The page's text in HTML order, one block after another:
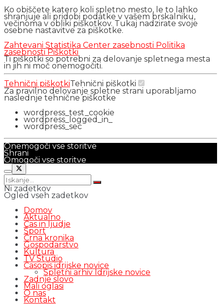
Ko obiščete katero koli spletno mesto, le to lahko
shranjuje ali pridobi podatke v vašem brskalniku,
večinoma v obliki piškotkov. Tukaj nadzirate svoje
osebne nastavitve za piškotke.
Zahtevani Statistika Center zasebnosti Politika
zasebnostiPiškotki
Ti piškotki so potrebni za delovanje spletnega mesta
in jih ni moč onemogočiti.
Tehnični piškotkiTehnični piškotki
Za pravilno delovanje spletne strani uporabljamo
naslednje tehnične piškotke
wordpress_test_cookie
wordpress_logged_in_
wordpress_sec
Onemogoči vse storitve
Shrani
Omogoči vse storitve
Ni zadetkov
Ogled vseh zadetkov
Domov
Aktualno
Čas in ljudje
Šport
Črna kronika
Gospodarstvo
Kultura
TV Studio
Časopis idrijske novice
Spletni arhiv Idrijske novice
Zadnje slovo
Mali oglasi
O nas
Kontakt